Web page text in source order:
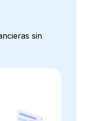
sin